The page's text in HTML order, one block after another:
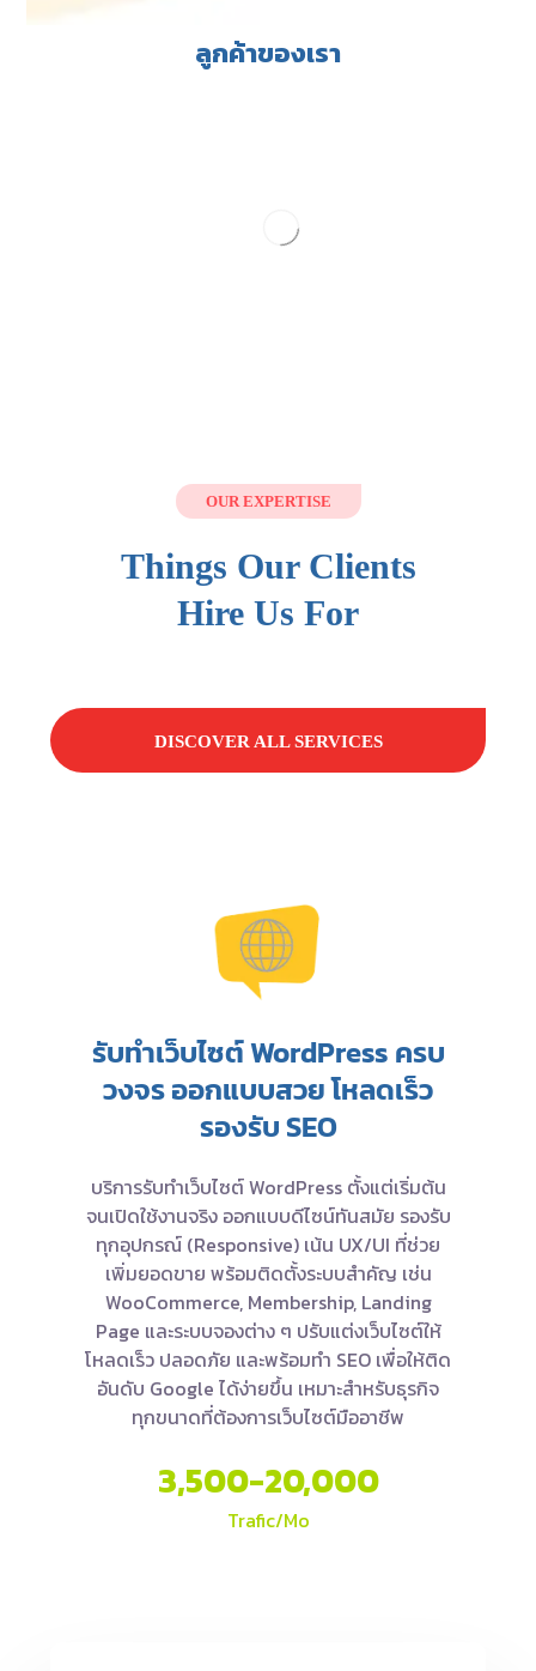
ลูกค้าของเรา
OUR EXPERTISE
Things Our Clients
Hire Us For
DISCOVER ALL SERVICES
รับทำเว็บไซต์ WordPress ครบ
วงจร ออกแบบสวย โหลดเร็ว
รองรับ SEO
บริการรับทำเว็บไซต์ WordPress ตั้งแต่เริ่มต้น
จนเปิดใช้งานจริง ออกแบบดีไซน์ทันสมัย รองรับ
ทุกอุปกรณ์ (Responsive) เน้น UX/UI ที่ช่วย
เพิ่มยอดขาย พร้อมติดตั้งระบบสำคัญ เช่น
WooCommerce, Membership, Landing
Page และระบบจองต่าง ๆ ปรับแต่งเว็บไซต์ให้
โหลดเร็ว ปลอดภัย และพร้อมทำ SEO เพื่อให้ติด
อันดับ Google ได้ง่ายขึ้น เหมาะสำหรับธุรกิจ
ทุกขนาดที่ต้องการเว็บไซต์มืออาชีพ
3,500-20,000
Trafic/Mo